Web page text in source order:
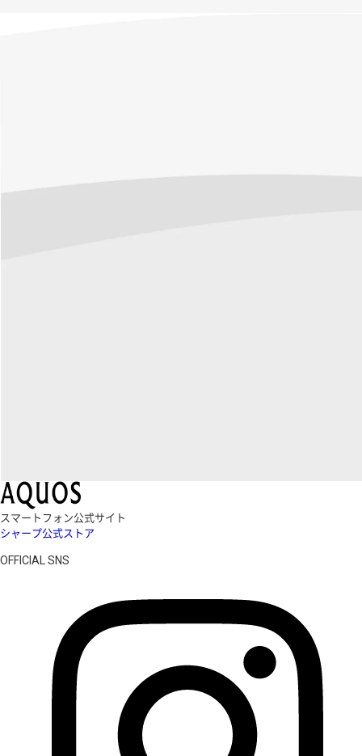
スマートフォン公式サイト
シャープ公式ストア
OFFICIAL SNS